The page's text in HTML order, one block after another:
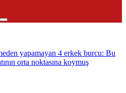
Search
yapamayan 4 erkek burcu: Bu
orta noktasına koymuş